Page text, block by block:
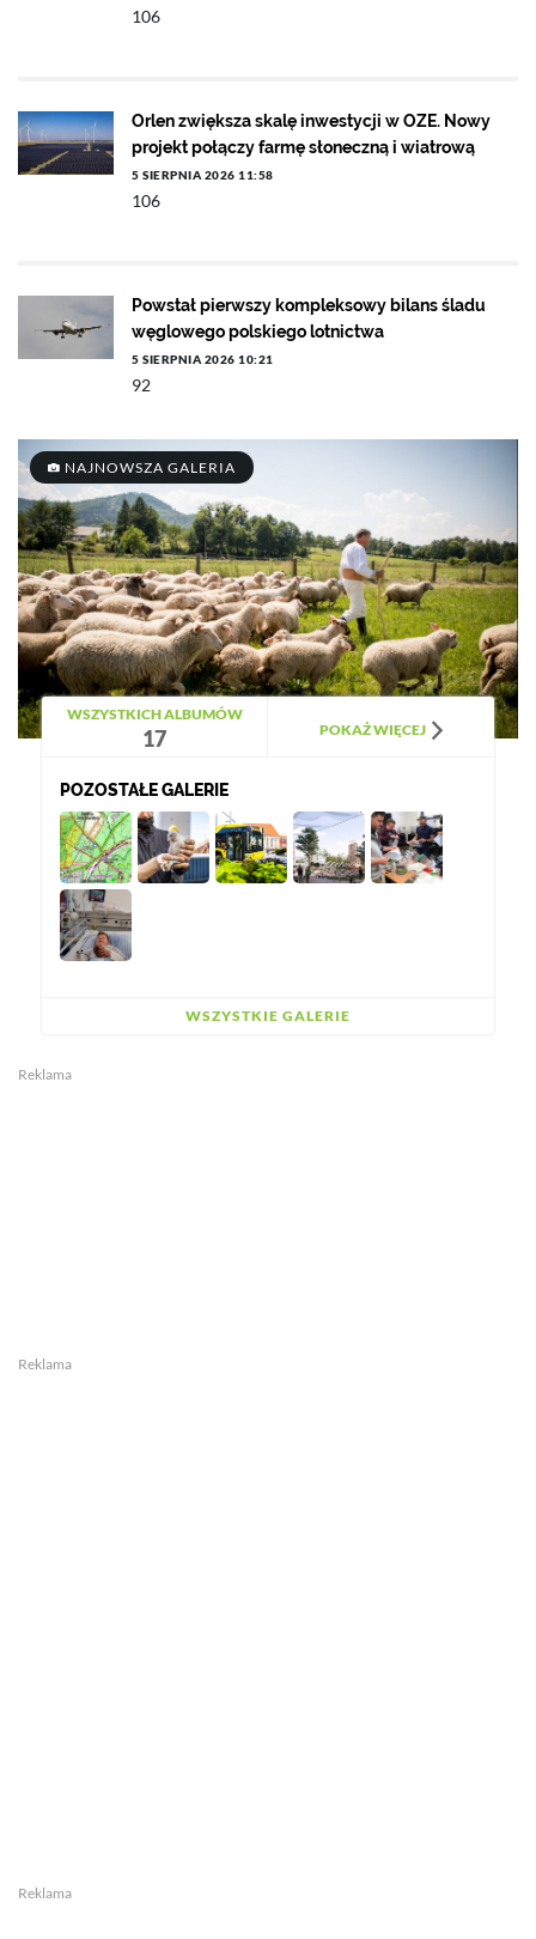
106
Orlen zwiększa skalę inwestycji w OZE. Nowy
projekt połączy farmę słoneczną i wiatrową
5 SIERPNIA 2026 11:58
106
Powstał pierwszy kompleksowy bilans śladu
węglowego polskiego lotnictwa
5 SIERPNIA 2026 10:21
92
NAJNOWSZA GALERIA
WSZYSTKICH ALBUMÓW
17 POKAŻ WIĘCEJ
POZOSTAŁE GALERIE
WSZYSTKIE GALERIE
Reklama
Reklama
Reklama